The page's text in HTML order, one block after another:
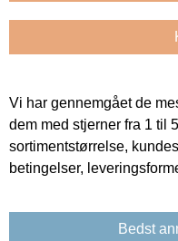
Vi har gennemgået de
dem med stjerner fra 1 til
sortimentstørrelse,
betingelser,
Bedst